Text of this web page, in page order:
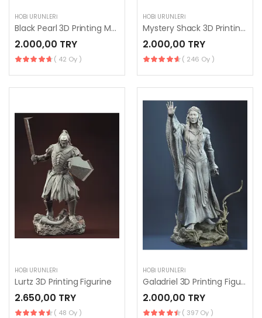
HOBI ÜRÜNLERI
Black Pearl 3D Printing Model
2.000,00 TRY
( 42 Oy )
HOBI ÜRÜNLERI
Mystery Shack 3D Printing Model
2.000,00 TRY
( 246 Oy )
HOBI ÜRÜNLERI
Lurtz 3D Printing Figurine
2.650,00 TRY
( 48 Oy )
HOBI ÜRÜNLERI
Galadriel 3D Printing Figurine
2.000,00 TRY
( 397 Oy )